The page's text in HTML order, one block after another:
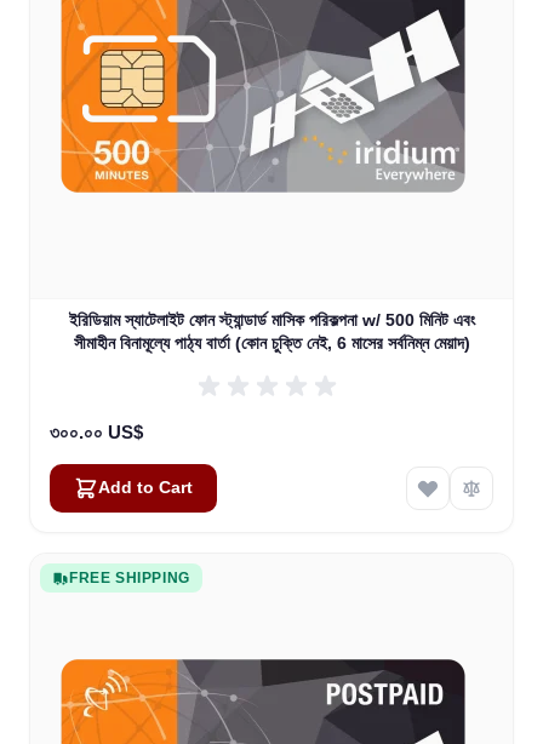
ইরিডিয়াম স্যাটেলাইট ফোন স্ট্যান্ডার্ড মাসিক পরিকল্পনা w/ 500 মিনিট এবং
সীমাহীন বিনামূল্যে পাঠ্য বার্তা (কোন চুক্তি নেই, 6 মাসের সর্বনিম্ন মেয়াদ)
৩০০.০০ US$
Add to Cart
FREE SHIPPING